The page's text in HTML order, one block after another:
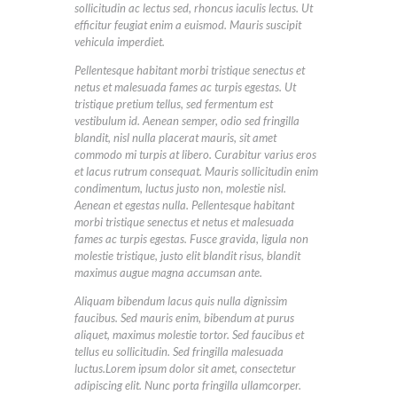
sollicitudin ac lectus sed, rhoncus iaculis lectus. Ut
efficitur feugiat enim a euismod. Mauris suscipit
vehicula imperdiet.
Pellentesque habitant morbi tristique senectus et
netus et malesuada fames ac turpis egestas. Ut
tristique pretium tellus, sed fermentum est
vestibulum id. Aenean semper, odio sed fringilla
blandit, nisl nulla placerat mauris, sit amet
commodo mi turpis at libero. Curabitur varius eros
et lacus rutrum consequat. Mauris sollicitudin enim
condimentum, luctus justo non, molestie nisl.
Aenean et egestas nulla. Pellentesque habitant
morbi tristique senectus et netus et malesuada
fames ac turpis egestas. Fusce gravida, ligula non
molestie tristique, justo elit blandit risus, blandit
maximus augue magna accumsan ante.
Aliquam bibendum lacus quis nulla dignissim
faucibus. Sed mauris enim, bibendum at purus
aliquet, maximus molestie tortor. Sed faucibus et
tellus eu sollicitudin. Sed fringilla malesuada
luctus.Lorem ipsum dolor sit amet, consectetur
adipiscing elit. Nunc porta fringilla ullamcorper.